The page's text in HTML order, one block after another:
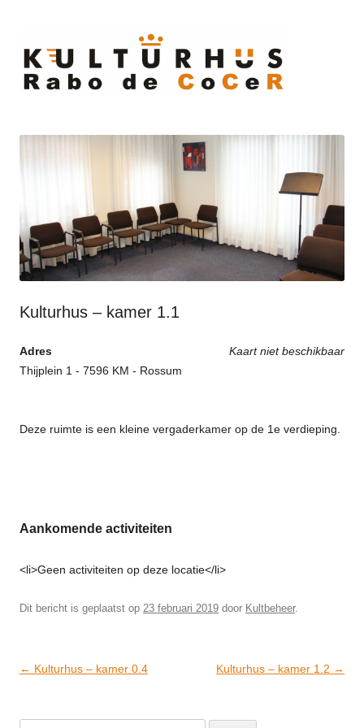
Kulturhus – kamer 1.1
Kaart niet beschikbaar
Adres
Thijplein 1 - 7596 KM - Rossum
Deze ruimte is een kleine vergaderkamer op de 1e verdieping.
Aankomende activiteiten
<li>Geen activiteiten op deze locatie</li>
Dit bericht is geplaatst op 23 februari 2019 door Kultbeheer.
Post
← Kulturhus – kamer 0.4 Kulturhus – kamer 1.2 →